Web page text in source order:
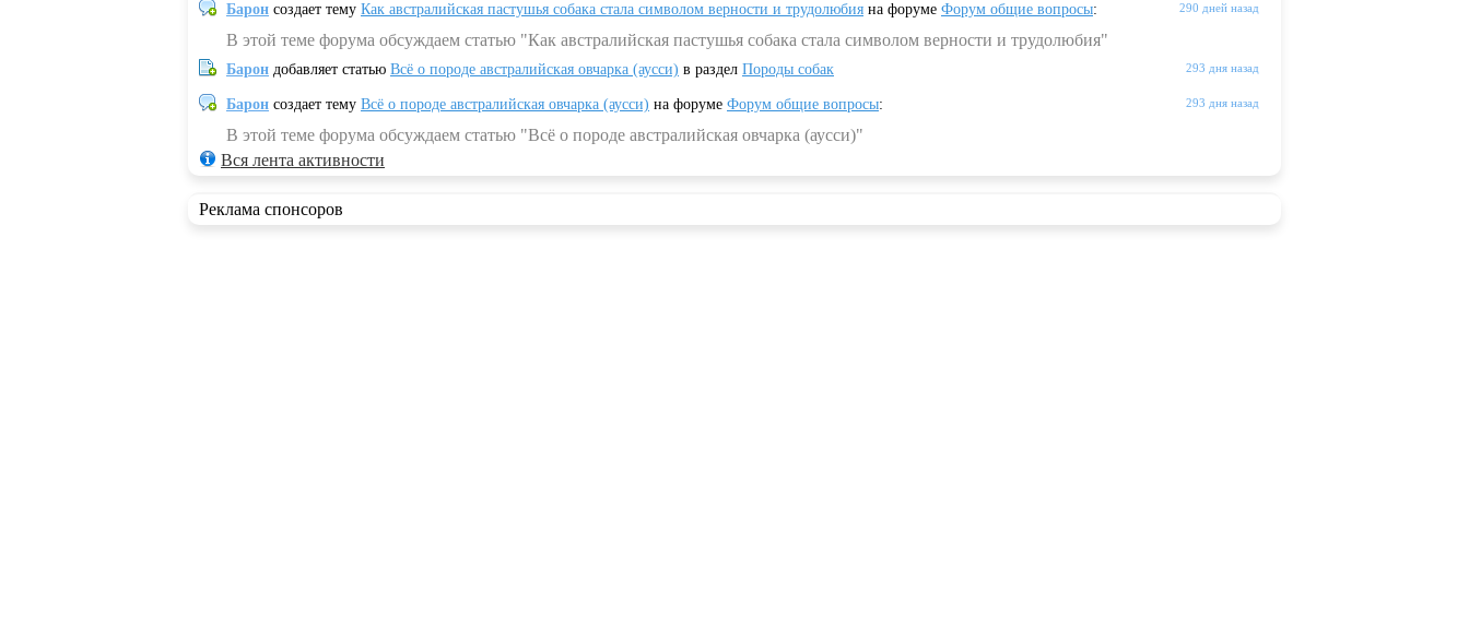
290 дней назад
Барон создает тему Как австралийская пастушья собака стала символом верности и трудолюбия на форуме Форум общие вопросы:
В этой теме форума обсуждаем статью "Как австралийская пастушья собака стала символом верности и трудолюбия"
293 дня назад
Барон добавляет статью Всё о породе австралийская овчарка (аусси) в раздел Породы собак
293 дня назад
Барон создает тему Всё о породе австралийская овчарка (аусси) на форуме Форум общие вопросы:
В этой теме форума обсуждаем статью "Всё о породе австралийская овчарка (аусси)"
Вся лента активности
Реклама спонсоров